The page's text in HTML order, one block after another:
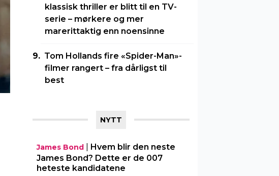
klassisk thriller er blitt til en TV-
serie – mørkere og mer
marerittaktig enn noensinne
Tom Hollands fire «Spider-Man»-
filmer rangert – fra dårligst til
best
NYTT
James Bond| Hvem blir den neste
James Bond? Dette er de 007
heteste kandidatene